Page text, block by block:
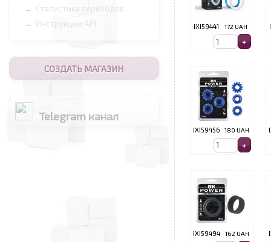
→ Статистика переходов
→ Инструкции API
СОЗДАТЬ МАГАЗИН
Telegram канал
IXI59441 172 UAH
IXI59456 180 UAH
IXI59494 162 UAH